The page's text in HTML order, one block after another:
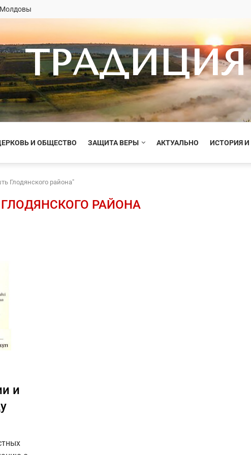
Молдовы
ТРАДИЦИЯ
И ОБЩЕСТВО ЗАЩИТА ВЕРЫ АКТУАЛЬНО ИСТОРИЯ И
Глодянского района"
РАЙОНА
и